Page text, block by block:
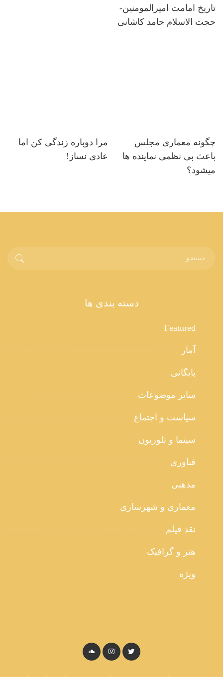
تاریخ امامت امیرالمومنین-
حجت الاسلام حامد کاشانی
چگونه معماری مجلس
باعث بی نظمی نماینده ها
میشود؟
مرا دوباره زندگی کن اما
عادی نساز!
دسته بندی ها
Featured
آمار
بایگانی
سایر موضوعات
سیاست و اجتماع
سینما و تلوزیون
فناوری
مذهبی
معماری و شهرسازی
نقد فیلم
هنر و گرافیک
ویژه